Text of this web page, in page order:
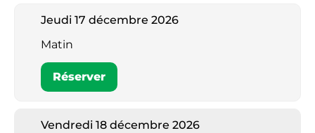
Jeudi 17 décembre 2026
Matin
Réserver
Vendredi 18 décembre 2026